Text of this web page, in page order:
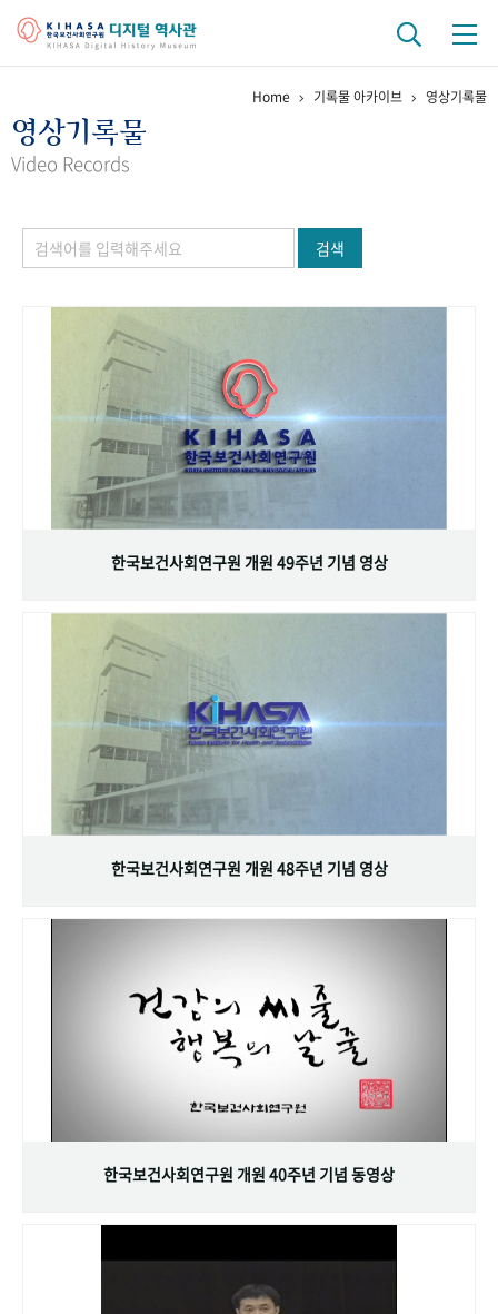
걸어온 길 기관 변천사
정책과 연구 키워드로 보는 연구 역사
연구자들
기록물 아카이브
사진 아카이브 문서 기록물 행정박물 영상 기록물
주년 기념
성과 50선 숫자로 보는 50년
VR 역사관
Home 기록물 아카이브 영상기록물
영상기록물
Video Records
검색
한국보건사회연구원 개원 49주년 기념 영상
한국보건사회연구원 개원 48주년 기념 영상
한국보건사회연구원 개원 40주년 기념 동영상